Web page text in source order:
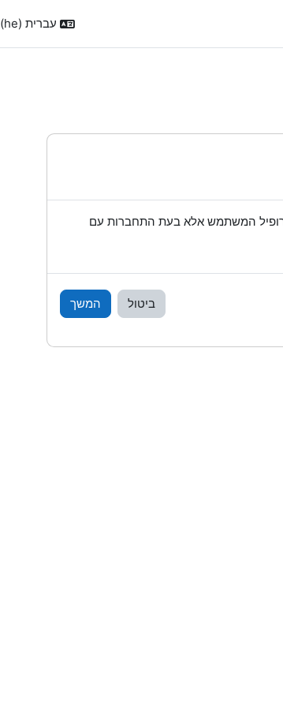
עברית ‎(he)‎
המשתמש אלא בעת התחברות עם
ביטול המשך